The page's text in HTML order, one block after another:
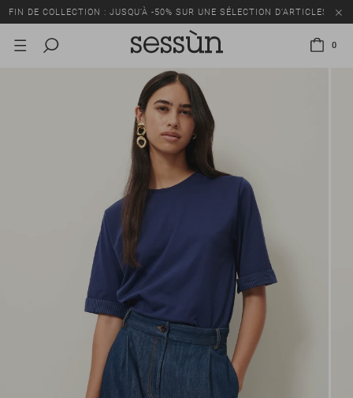
FIN DE COLLECTION : JUSQU’À -50% SUR UNE SÉLECTION D’ARTICLES
0